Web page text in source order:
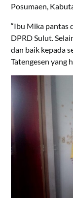
Posumaen,
“Ibu Mika pantas
DPRD Sulut.
dan baik kepada
Tatengesen yang